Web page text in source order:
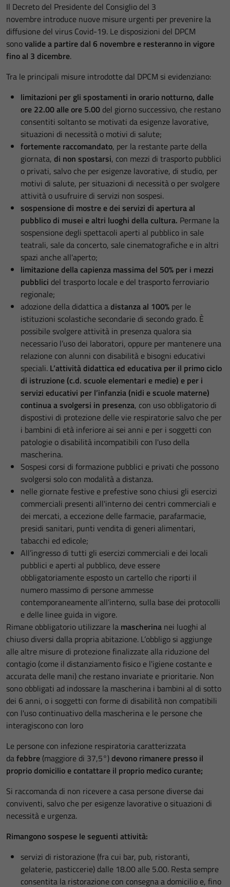
Il Decreto del Presidente del Consiglio del 3
novembre introduce nuove misure urgenti per prevenire la
diffusione del virus Covid-19. Le disposizioni del DPCM
sonovalide a partire dal 6 novembre e resteranno in vigore
fino al 3 dicembre.
Tra le principali misure introdotte dal DPCM si evidenziano:
limitazioni per gli spostamenti in orario notturno, dalle
ore 22.00 alle ore 5.00 del giorno successivo, che restano
consentiti soltanto se motivati da esigenze lavorative,
situazioni di necessità o motivi di salute;
fortemente raccomandato, per la restante parte della
giornata, di non spostarsi, con mezzi di trasporto pubblici
o privati, salvo che per esigenze lavorative, di studio, per
motivi di salute, per situazioni di necessità o per svolgere
attività o usufruire di servizi non sospesi.
sospensione di mostre e dei servizi di apertura al
pubblico di musei e altri luoghi della cultura. Permane la
sospensione degli spettacoli aperti al pubblico in sale
teatrali, sale da concerto, sale cinematografiche e in altri
spazi anche all'aperto;
limitazione della capienza massima del 50% per i mezzi
pubblici del trasporto locale e del trasporto ferroviario
regionale;
adozione della didattica adistanza al 100% per le
istituzioni scolastiche secondarie di secondo grado. È
possibile svolgere attività in presenza qualora sia
necessario l’uso dei laboratori, oppure per mantenere una
relazione con alunni con disabilità e bisogni educativi
speciali. L’attività didattica ed educativa per il primo ciclo
di istruzione (c.d. scuole elementari e medie) e per i
servizi educativi per l’infanzia (nidi e scuole materne)
continua a svolgersi in presenza, con uso obbligatorio di
dispostivi di protezione delle vie respiratorie salvo che per
i bambini di età inferiore ai sei anni e per i soggetti con
patologie o disabilità incompatibili con l'uso della
mascherina.
Sospesi corsi di formazione pubblici e privati che possono
svolgersi solo con modalità a distanza.
nelle giornate festive e prefestive sono chiusi gli esercizi
commerciali presenti all'interno dei centri commerciali e
dei mercati, a eccezione delle farmacie, parafarmacie,
presidi sanitari, punti vendita di generi alimentari,
tabacchi ed edicole;
All’ingresso di tutti gli esercizi commerciali e dei locali
pubblici e aperti al pubblico, deve essere
obbligatoriamente esposto un cartello che riporti il
numero massimo di persone ammesse
contemporaneamente all’interno, sulla base dei protocolli
e delle linee guida in vigore.
Rimane obbligatorio utilizzare la mascherina nei luoghi al
chiuso diversi dalla propria abitazione. L’obbligo si aggiunge
alle altre misure di protezione finalizzate alla riduzione del
contagio (come il distanziamento fisico e l'igiene costante e
accurata delle mani) che restano invariate e prioritarie. Non
sono obbligati ad indossare la mascherina i bambini al di sotto
dei 6 anni, o i soggetti con forme di disabilità non compatibili
con l'uso continuativo della mascherina e le persone che
interagiscono con loro
Le persone con infezione respiratoria caratterizzata
dafebbre (maggiore di 37,5°)devono rimanere presso il
proprio domicilio e contattare il proprio medico curante;
Si raccomanda di non ricevere a casa persone diverse dai
conviventi, salvo che per esigenze lavorative o situazioni di
necessità e urgenza.
Rimangono sospese le seguenti attività:
servizi di ristorazione (fra cui bar, pub, ristoranti,
gelaterie, pasticcerie) dalle 18.00 alle 5.00. Resta sempre
consentita la ristorazione con consegna a domicilio e, fino